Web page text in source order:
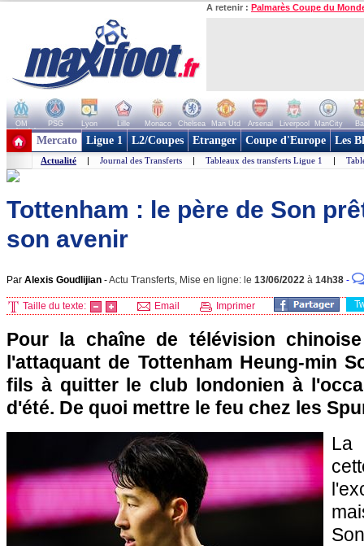
A retenir : Palmarès Coupe du
OM PSG Lyon Lille Monaco Chelsea Man Utd Arsenal Liverpool ManCity
+ de clubs
Mercato Ligue 1 L2/Coupes Etranger Coupe d'Europe Les
Actualité | Journal des Transferts | Tableaux des transferts Ligue 1 |
Tottenham : le père de Son
son avenir
Par Alexis Goudlijian -Actu Transferts, Mise en ligne: le 13/06/2022 à 14h38 -
Taille du texte: Email Imprimer
Pour la chaîne de télévision
l'attaquant de Tottenham Heung-min
fils à quitter le club londonien à
d'été. De quoi mettre le feu chez les
La